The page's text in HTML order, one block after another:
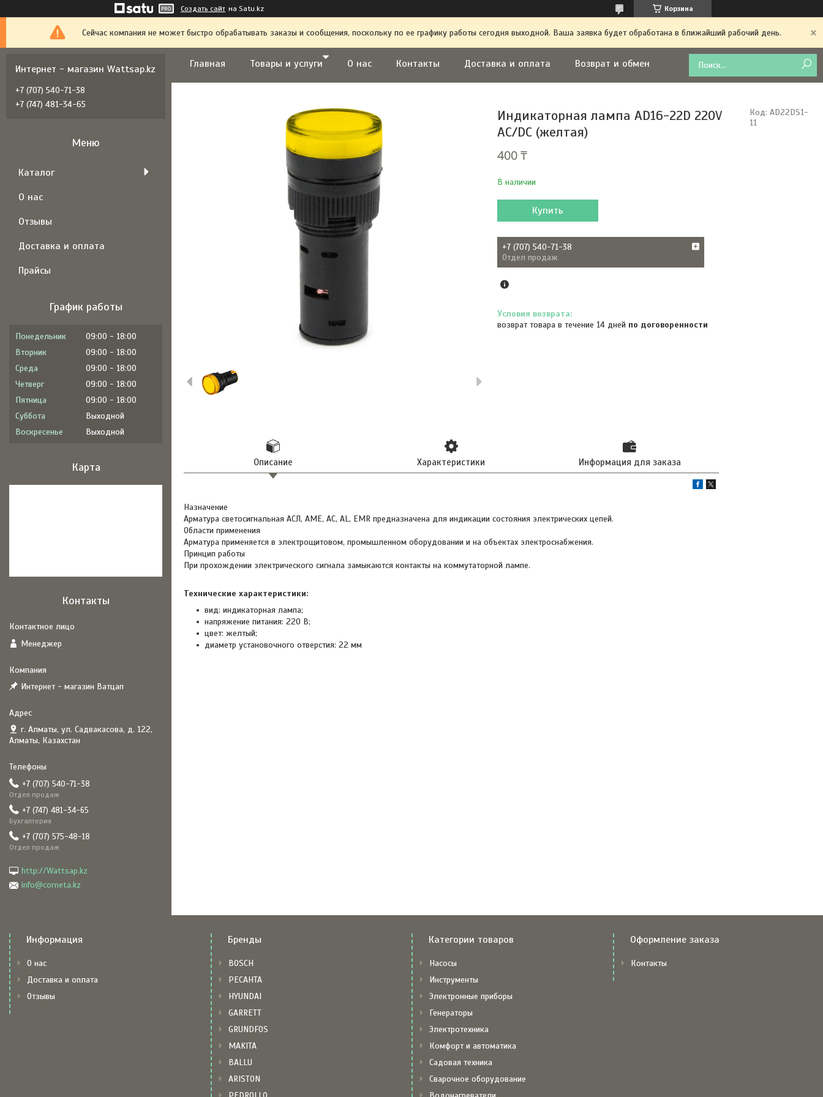
Создать сайт на Satu.kz Корзина
Сейчас компания не может быстро обрабатывать заказы и сообщения, поскольку по ее графику работы сегодня выходной. Ваша заявка будет обработана в ближайший рабочий день.
Главная Товары и услуги О нас Контакты Доставка и оплата Возврат и обмен
Индикаторная лампа AD16-22D 220V
AC/DC (желтая)
400 ₸
В наличии
Код: AD22DS1-
11
Купить
+7 (707) 540-71-38
Отдел продаж
возврат товара в течение 14 дней по договоренности
Описание Характеристики Информация для заказа
Назначение
Арматура светосигнальная АСЛ, АМЕ, АС, AL, EMR предназначена для индикации состояния электрических цепей.
Области применения
Арматура применяется в электрощитовом, промышленном оборудовании и на объектах электроснабжения.
Принцип работы
При прохождении электрического сигнала замыкаются контакты на коммутаторной лампе.
Технические характеристики:
вид: индикаторная лампа;
напряжение питания: 220 В;
цвет: желтый;
диаметр установочного отверстия: 22 мм
Интернет - магазин Wattsap.kz
+7 (707) 540-71-38
+7 (747) 481-34-65
Каталог
О нас
Отзывы
Доставка и оплата
Прайсы
График работы
Понедельник 09:00
18:00
Вторник
09:00
18:00
Среда
09:00
18:00
Четверг
09:00
18:00
Пятница
09:00
18:00
Суббота
Выходной
Воскресенье
Выходной
Карта
Контакты
Менеджер
Интернет - магазин Ватцап
г. Алматы, ул. Садвакасова, д. 122,
Алматы, Казахстан
+7 (707) 540-71-38
Отдел продаж
+7 (747) 481-34-65
Бухгалтерия
+7 (707) 575-48-18
Отдел продаж
http://Wattsap.kz
info@corneta.kz
Информация
О нас
Доставка и оплата
Отзывы
Бренды
BOSCH
РЕСАНТА
HYUNDAI
GARRETT
GRUNDFOS
MAKITA
BALLU
ARISTON
Категории товаров
Насосы
Инструменты
Электронные приборы
Генераторы
Электротехника
Комфорт и автоматика
Садовая техника
Сварочное оборудование
Оформление заказа
Контакты